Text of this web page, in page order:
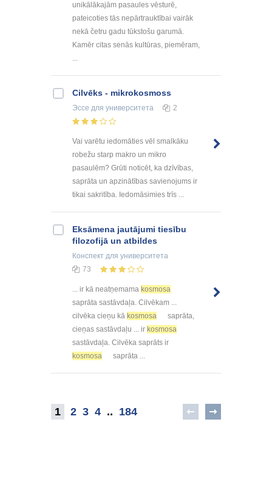
unikālākajām pasaules vēsturē,
pateicoties tās nepārtrauktībai vairāk
nekā četru gadu tūkstošu garumā.
Kamēr citas senās kultūras, piemēram,
...
Cilvēks - mikrokosmoss
Эссе для университета 2
Vai varētu iedomāties vēl smalkāku
robežu starp makro un mikro
pasaulēm? Grūti noticēt, ka dzīvības,
saprāta un apzinātības savienojums ir
tikai sakritība. Iedomāsimies trīs ...
Eksāmena jautājumi tiesību
filozofijā un atbildes
Конспект для университета
73
... ir kā neatņemama kosmosa
saprāta sastāvdaļa. Cilvēkam ...
cilvēka cieņu kā kosmosa
saprāta,
cieņas sastāvdaļu ... ir kosmosa
sastāvdaļa. Cilvēka saprāts ir
kosmosa
saprāta ...
1 2 3 4 .. 184